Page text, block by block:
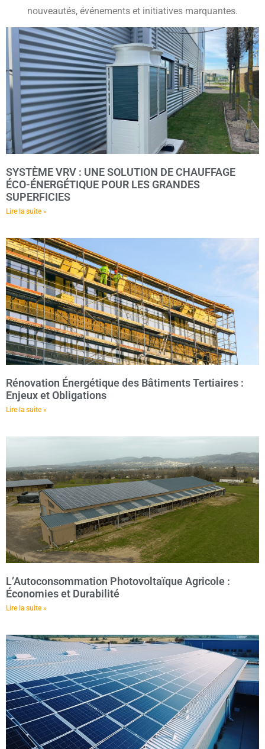
nouveautés, événements et initiatives marquantes.
SYSTÈME VRV : UNE SOLUTION DE CHAUFFAGE
ÉCO-ÉNERGÉTIQUE POUR LES GRANDES
SUPERFICIES
Lire la suite »
Rénovation Énergétique des Bâtiments Tertiaires :
Enjeux et Obligations
Lire la suite »
L’Autoconsommation Photovoltaïque Agricole :
Économies et Durabilité
Lire la suite »